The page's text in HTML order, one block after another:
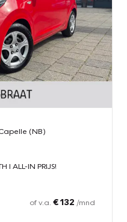
(NB)
l ALL-IN PRIJS!
of v.a. € 132 /mnd